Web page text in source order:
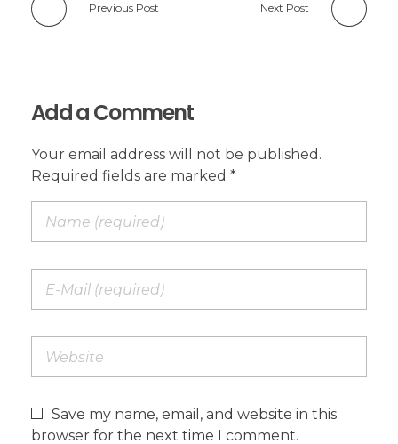
Previous Post Next Post
Add a Comment
Your email address will not be published.
Required fields are marked *
Save my name, email, and website in this
browser for the next time I comment.